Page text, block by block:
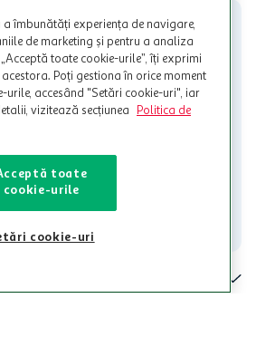
cu alti comercianți sau pentru alte
in Termene si Conditii. Auchan
utilizarii Cardului in perioada in
sau in perioada in care sunt efectuate
la sistemul de utilizarea al Cardului.
ne!
contact@auchan.ro
Contact
a îmbunătăți experiența de navigare,
de marketing și pentru a analiza
toate cookie-urile”, îți exprimi
Poți gestiona în orice moment
urile, accesând "Setări cookie-uri", iar
vizitează secțiunea
Politica de
toate
cookie-urile
cookie-uri